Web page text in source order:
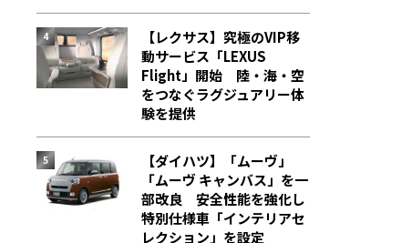
【レクサス】究極のVIP移
動サービス「LEXUS
Flight」開始 陸・海・空
をつなぐラグジュアリー体
験を提供
【ダイハツ】「ムーヴ」
「ムーヴ キャンバス」を一
部改良 安全性能を強化し
特別仕様車「インテリアセ
レクション」を設定